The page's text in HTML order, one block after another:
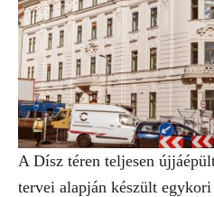
A Dísz téren teljesen
tervei alapján készült